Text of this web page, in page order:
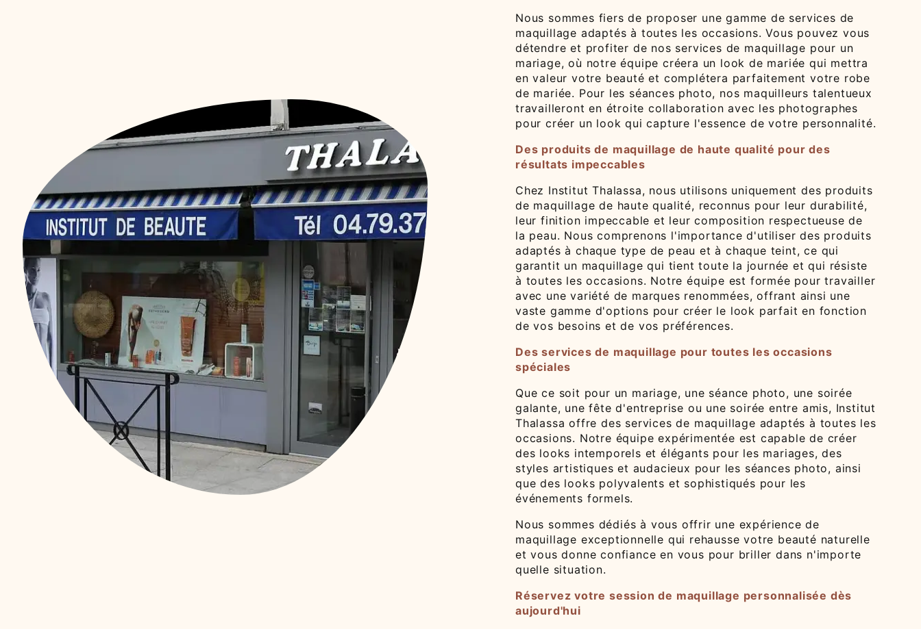
Nous sommes fiers de proposer une gamme de services de
maquillage adaptés à toutes les occasions. Vous pouvez vous
détendre et profiter de nos services de maquillage pour un
mariage, où notre équipe créera un look de mariée qui mettra
en valeur votre beauté et complétera parfaitement votre robe
de mariée. Pour les séances photo, nos maquilleurs talentueux
travailleront en étroite collaboration avec les photographes
pour créer un look qui capture l'essence de votre personnalité.
Des produits de maquillage de haute qualité pour des
résultats impeccables
Chez Institut Thalassa, nous utilisons uniquement des produits
de maquillage de haute qualité, reconnus pour leur durabilité,
leur finition impeccable et leur composition respectueuse de
la peau. Nous comprenons l'importance d'utiliser des produits
adaptés à chaque type de peau et à chaque teint, ce qui
garantit un maquillage qui tient toute la journée et qui résiste
à toutes les occasions. Notre équipe est formée pour travailler
avec une variété de marques renommées, offrant ainsi une
vaste gamme d'options pour créer le look parfait en fonction
de vos besoins et de vos préférences.
Des services de maquillage pour toutes les occasions
spéciales
Que ce soit pour un mariage, une séance photo, une soirée
galante, une fête d'entreprise ou une soirée entre amis, Institut
Thalassa offre des services de maquillage adaptés à toutes les
occasions. Notre équipe expérimentée est capable de créer
des looks intemporels et élégants pour les mariages, des
styles artistiques et audacieux pour les séances photo, ainsi
que des looks polyvalents et sophistiqués pour les
événements formels.
Nous sommes dédiés à vous offrir une expérience de
maquillage exceptionnelle qui rehausse votre beauté naturelle
et vous donne confiance en vous pour briller dans n'importe
quelle situation.
Réservez votre session de maquillage personnalisée dès
aujourd'hui